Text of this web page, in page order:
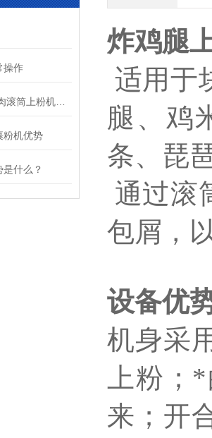
操作
粉机优势
什么？
炸鸡腿
适用于
腿、鸡
条、琵
通过滚
包屑，
设备优
机身采
上粉
来；开